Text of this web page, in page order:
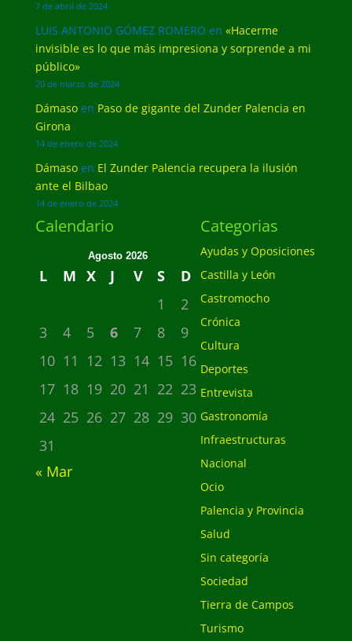
7 de abril de 2024
LUIS ANTONIO GÓMEZ ROMERO en «Hacerme
invisible es lo que más impresiona y sorprende a mi
público»
20 de marzo de 2024
Dámasoen Paso de gigante del Zunder Palencia en
Girona
14 de enero de 2024
Dámasoen El Zunder Palencia recupera la ilusión
ante el Bilbao
14 de enero de 2024
Calendario
Agosto 2026
L M X J V S
D
1
2
3
4 5 6 7 8
9
10 11 12 13 14 15 16
17 18 19 20 21 22 23
24 25 26 27 28 29 30
31
« Mar
Categorias
Ayudas y Oposiciones
Castilla y León
Castromocho
Crónica
Cultura
Deportes
Entrevista
Gastronomía
Infraestructuras
Nacional
Ocio
Palencia y Provincia
Salud
Sin categoría
Sociedad
Tierra de Campos
Turismo